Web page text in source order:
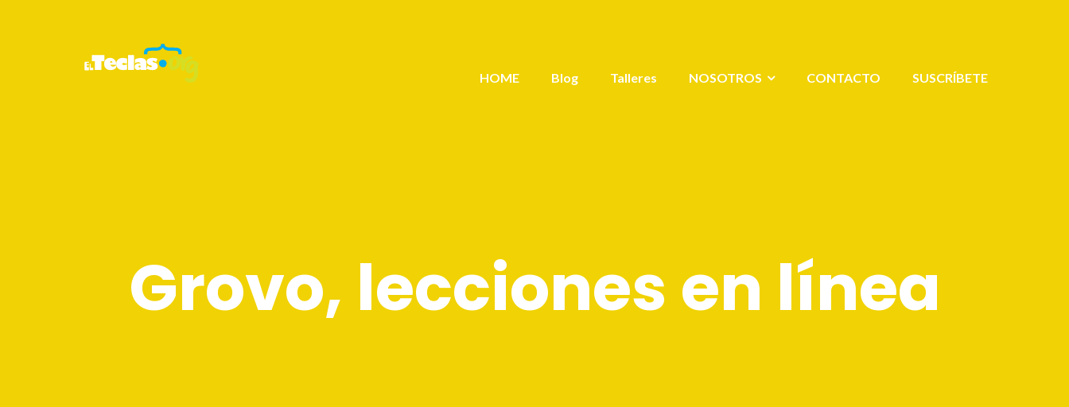
HOME Blog Talleres NOSOTROS CONTACTO SUSCRÍBETE
Grovo, lecciones en línea